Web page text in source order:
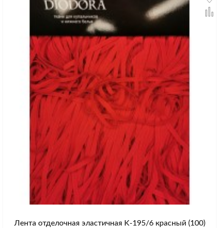
Лента отделочная эластичная K-195/6 красный (100)